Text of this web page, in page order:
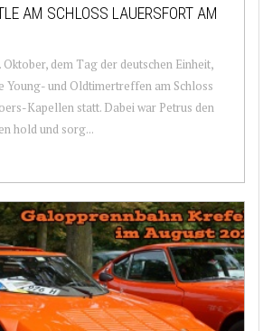
AM SCHLOSS LAUERSFORT AM
Oktober, dem Tag der deutschen Einheit,
Young- und Oldtimertreffen am Schloss
Kapellen statt. Dabei war Petrus den
hold und sorg...